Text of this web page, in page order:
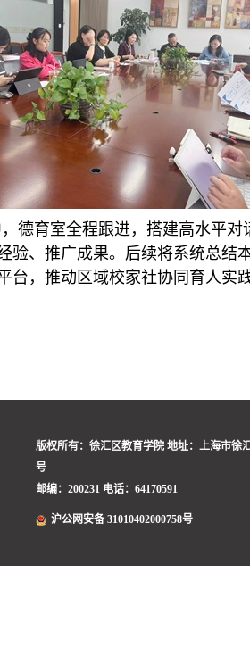
德育室全程跟进，搭建高水平对
验、推广成果。后续将系统总结
台，推动区域校家社协同育人实
版权所有：徐汇区教育学院 地址：上海市徐
号
邮编：200231 电话：64170591
沪公网安备 31010402000758号